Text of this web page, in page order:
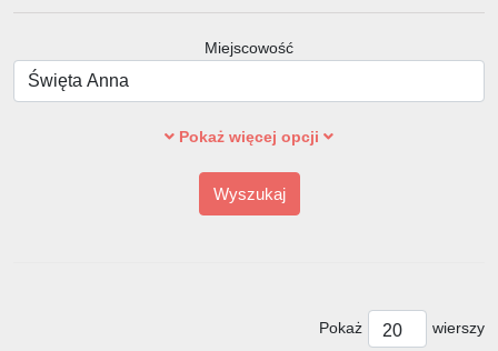
Miejscowość
Pokaż więcej opcji
Wyszukaj
Pokaż wierszy